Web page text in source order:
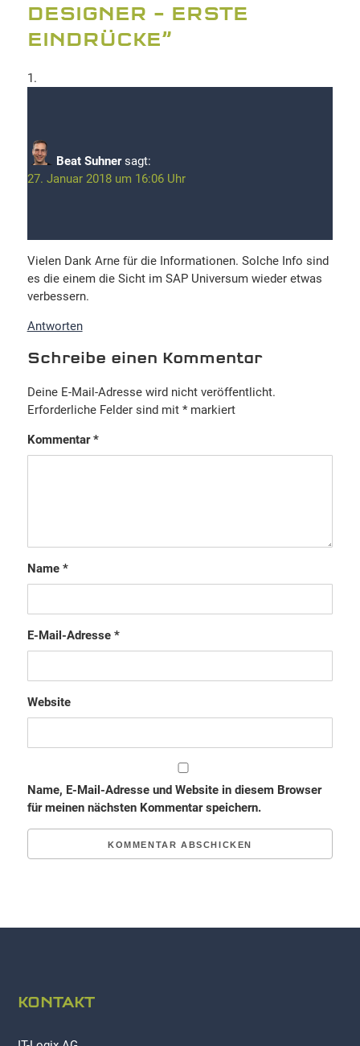
DESIGNER – ERSTE
EINDRÜCKE”
Beat Suhner sagt:
27. Januar 2018 um 16:06 Uhr
Vielen Dank Arne für die Informationen. Solche Info sind
es die einem die Sicht im SAP Universum wieder etwas
verbessern.
Antworten
Schreibe einen Kommentar
Deine E-Mail-Adresse wird nicht veröffentlicht.
Erforderliche Felder sind mit *markiert
Kommentar*
Name *
E-Mail-Adresse *
Website
Name, E-Mail-Adresse und Website in diesem Browser
für meinen nächsten Kommentar speichern.
KONTAKT